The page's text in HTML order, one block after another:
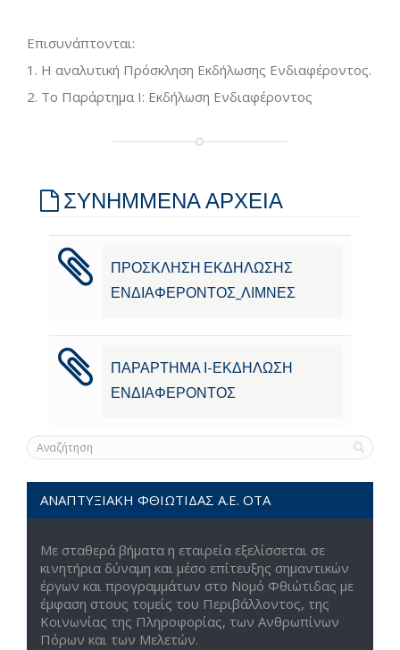
Επισυνάπτονται:
1. Η αναλυτική Πρόσκληση Εκδήλωσης Ενδιαφέροντος.
2. Το Παράρτημα Ι: Εκδήλωση Ενδιαφέροντος
ΣΥΝΗΜΜΕΝΑ ΑΡΧΕΙΑ
ΠΡΟΣΚΛΗΣΗ ΕΚΔΗΛΩΣΗΣ
ΕΝΔΙΑΦΕΡΟΝΤΟΣ_ΛΙΜΝΕΣ
ΠΑΡΑΡΤΗΜΑ Ι-ΕΚΔΗΛΩΣΗ
ΕΝΔΙΑΦΕΡΟΝΤΟΣ
ΑΝΑΠΤΥΞΙΑΚΗ ΦΘΙΩΤΙΔΑΣ Α.Ε. ΟΤΑ
Με σταθερά βήματα η εταιρεία εξελίσσεται σε
κινητήρια δύναμη και μέσο επίτευξης σημαντικών
έργων και προγραμμάτων στο Νομό Φθιώτιδας με
έμφαση στους τομείς του Περιβάλλοντος, της
Κοινωνίας της Πληροφορίας, των Ανθρωπίνων
Πόρων και των Μελετών.